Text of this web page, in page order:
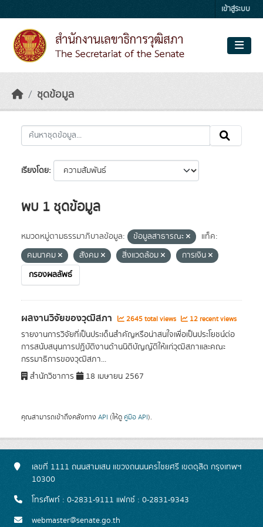
เข้าสู่ระบบ
ชุดข้อมูล
เรียงโดย
พบ 1 ชุดข้อมูล
หมวดหมู่ตามธรรมาภิบาลข้อมูล: ข้อมูลสาธารณะ
แท็ค:
คมนาคม
สังคม สิ่งแวดล้อม
การเงิน
กรองผลลัพธ์
ผลงานวิจัยของวุฒิสภา 2645 total views 12 recent views
รายงานการวิจัยที่เป็นประเด็นสำคัญหรือน่าสนใจเพื่อเป็นประโยชน์ต่อ
การสนับสนุนการปฏิบัติงานด้านนิติบัญญัติให้แก่วุฒิสภาและคณะ
กรรมาธิการของวุฒิสภา...
สำนักวิชาการ
18 เมษายน 2567
คุณสามารถเข้าถึงคลังทาง API (ให้ดู คู่มือ API).
เลขที่ 1111 ถนนสามเสน แขวงถนนนครไชยศรี เขตดุสิต กรุงเทพฯ
10300
โทรศัพท์ : 0-2831-9111 แฟกซ์ : 0-2831-9343
webmaster@senate.go.th